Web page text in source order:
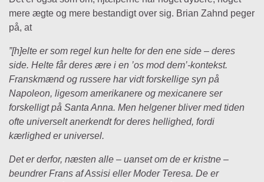
mere ægte og mere bestandigt over sig. Brian Zahnd peger
på, at
”[h]elte er som regel kun helte for den ene side – deres
side. Helte får deres ære i en ’os mod dem’-kontekst.
Franskmænd og russere har vidt forskellige syn på
Napoleon, ligesom amerikanere og mexicanere ser
forskelligt på Santa Anna. Men helgener bliver med tiden
ofte universelt anerkendt for deres hellighed, fordi
kærlighed er universel.
Det er derfor, næsten alle – uanset om de er kristne –
beundrer Frans af Assisi eller Moder Teresa. De er